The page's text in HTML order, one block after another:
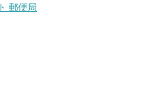
郵便局